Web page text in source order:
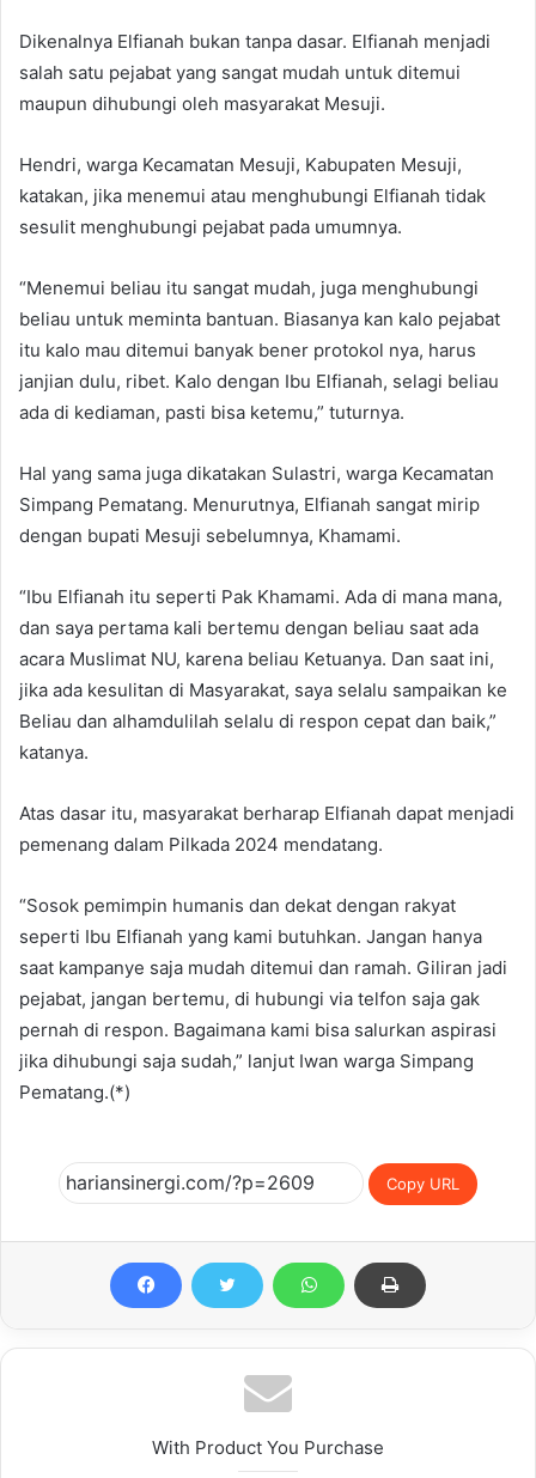
Dikenalnya Elfianah bukan tanpa dasar. Elfianah menjadi
salah satu pejabat yang sangat mudah untuk ditemui
maupun dihubungi oleh masyarakat Mesuji.
Hendri, warga Kecamatan Mesuji, Kabupaten Mesuji,
katakan, jika menemui atau menghubungi Elfianah tidak
sesulit menghubungi pejabat pada umumnya.
“Menemui beliau itu sangat mudah, juga menghubungi
beliau untuk meminta bantuan. Biasanya kan kalo pejabat
itu kalo mau ditemui banyak bener protokol nya, harus
janjian dulu, ribet. Kalo dengan Ibu Elfianah, selagi beliau
ada di kediaman, pasti bisa ketemu,” tuturnya.
Hal yang sama juga dikatakan Sulastri, warga Kecamatan
Simpang Pematang. Menurutnya, Elfianah sangat mirip
dengan bupati Mesuji sebelumnya, Khamami.
“Ibu Elfianah itu seperti Pak Khamami. Ada di mana mana,
dan saya pertama kali bertemu dengan beliau saat ada
acara Muslimat NU, karena beliau Ketuanya. Dan saat ini,
jika ada kesulitan di Masyarakat, saya selalu sampaikan ke
Beliau dan alhamdulilah selalu di respon cepat dan baik,”
katanya.
Atas dasar itu, masyarakat berharap Elfianah dapat menjadi
pemenang dalam Pilkada 2024 mendatang.
“Sosok pemimpin humanis dan dekat dengan rakyat
seperti Ibu Elfianah yang kami butuhkan. Jangan hanya
saat kampanye saja mudah ditemui dan ramah. Giliran jadi
pejabat, jangan bertemu, di hubungi via telfon saja gak
pernah di respon. Bagaimana kami bisa salurkan aspirasi
jika dihubungi saja sudah,” lanjut Iwan warga Simpang
Pematang.(*)
Copy URL
With Product You Purchase